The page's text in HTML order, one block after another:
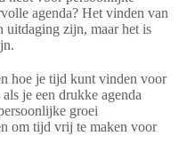
agenda? Het vinden van
zijn, maar het is
hoe je tijd kunt vinden voor
je een drukke agenda
groei
om tijd vrij te maken voor